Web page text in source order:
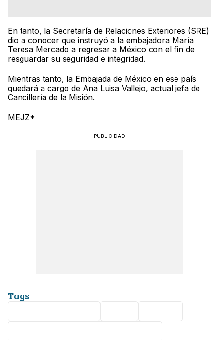
En tanto, la Secretaría de Relaciones Exteriores (SRE)
dio a conocer que instruyó a la embajadora María
Teresa Mercado a regresar a México con el fin de
resguardar su seguridad e integridad.
Mientras tanto, la Embajada de México en ese país
quedará a cargo de Ana Luisa Vallejo, actual jefa de
Cancillería de la Misión.
MEJZ*
PUBLICIDAD
Tags